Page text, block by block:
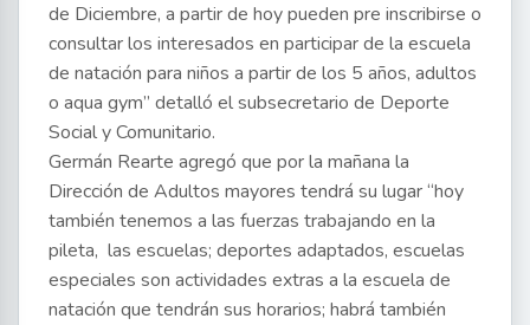
de Diciembre, a partir de hoy pueden pre inscribirse o
consultar los interesados en participar de la escuela
de natación para niños a partir de los 5 años, adultos
o aqua gym” detalló el subsecretario de Deporte
Social y Comunitario.
Germán Rearte agregó que por la mañana la
Dirección de Adultos mayores tendrá su lugar “hoy
también tenemos a las fuerzas trabajando en la
pileta, las escuelas; deportes adaptados, escuelas
especiales son actividades extras a la escuela de
natación que tendrán sus horarios; habrá también